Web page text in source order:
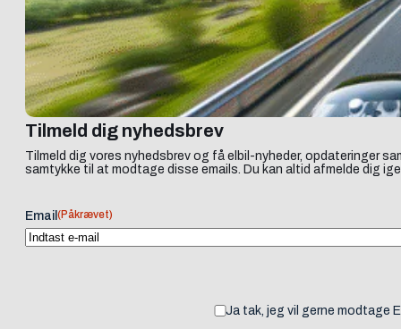
Tilmeld dig nyhedsbrev
Tilmeld dig vores nyhedsbrev og få elbil-nyheder, opdateringer
samtykke til at modtage disse emails. Du kan altid afmelde dig
Email (Påkrævet)
Ja tak, jeg vil gerne modtage